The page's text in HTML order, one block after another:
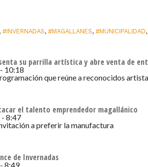
,#INVERNADAS,#MAGALLANES,#MUNICIPALIDAD
su parrilla artística y abre venta de
10:18
que reúne a reconocidos
el talento emprendedor magallánico
- 8:47
a preferir la manufactura
de Invernadas
8:49